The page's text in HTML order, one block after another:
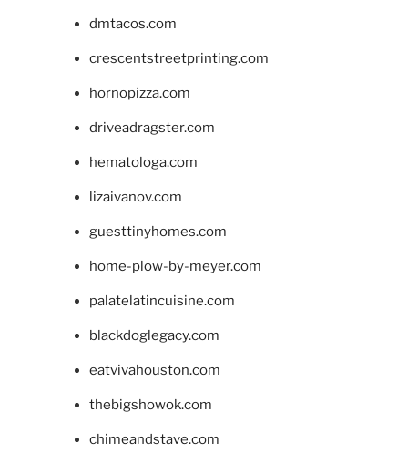
dmtacos.com
crescentstreetprinting.com
hornopizza.com
driveadragster.com
hematologa.com
lizaivanov.com
guesttinyhomes.com
home-plow-by-meyer.com
palatelatincuisine.com
blackdoglegacy.com
eatvivahouston.com
thebigshowok.com
chimeandstave.com